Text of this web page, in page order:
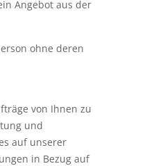
Angebot aus der
ohne deren
von Ihnen zu
und
auf unserer
in Bezug auf